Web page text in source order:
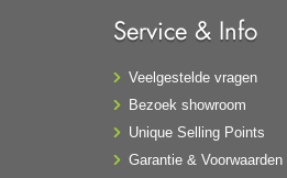
Service & Info
Veelgestelde vragen
Bezoek showroom
Unique Selling Points
Garantie & Voorwaarden